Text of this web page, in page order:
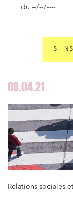
du
08.04.21
Relations sociales